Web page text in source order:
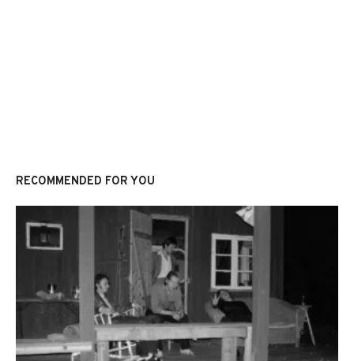
RECOMMENDED FOR YOU